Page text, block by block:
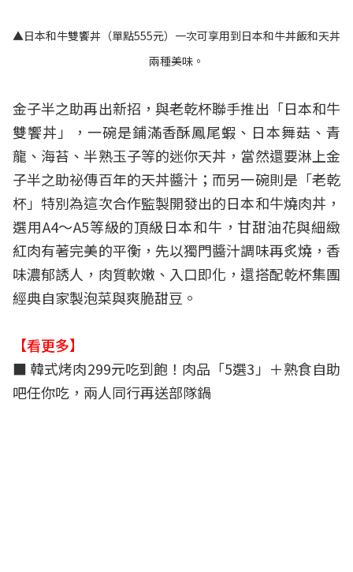
▲日本和牛雙饗丼（單點555元）一次可享用到日本和牛丼飯和天丼
兩種美味。
金子半之助再出新招，與老乾杯聯手推出「日本和牛
雙饗丼」，一碗是鋪滿香酥鳳尾蝦、日本舞菇、青
龍、海苔、半熟玉子等的迷你天丼，當然還要淋上金
子半之助祕傳百年的天丼醬汁；而另一碗則是「老乾
杯」特別為這次合作監製開發出的日本和牛燒肉丼，
選用A4～A5等級的頂級日本和牛，甘甜油花與細緻
紅肉有著完美的平衡，先以獨門醬汁調味再炙燒，香
味濃郁誘人，肉質軟嫩、入口即化，還搭配乾杯集團
經典自家製泡菜與爽脆甜豆。
【看更多】
■ 韓式烤肉299元吃到飽！肉品「5選3」＋熟食自助
吧任你吃，兩人同行再送部隊鍋